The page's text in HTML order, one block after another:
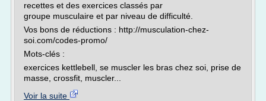
recettes et des exercices classés par
groupe musculaire et par niveau de difficulté.
Vos bons de réductions : http://musculation-chez-
soi.com/codes-promo/
Mots-clés :
exercices kettlebell, se muscler les bras chez soi, prise de
masse, crossfit, muscler...
Voir la suite